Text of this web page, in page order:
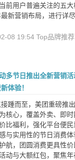
前用户普遍关注的五
新营销布局，进行详
08 19:54 Top品牌推荐
多节日推出全新营销
体验！
踵而至，美团重磅推
核心，覆盖外卖、即
比福利，强化平台便
与实用性的节日消费
航，团圆消费更具性价
动与大额红包，聚焦